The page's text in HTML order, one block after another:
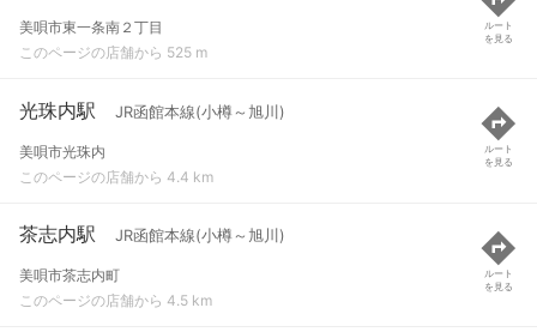
美唄市東一条南２丁目
このページの店舗から 525 m
ルート
を見る
光珠内駅 JR函館本線(小樽～旭川)
美唄市光珠内
このページの店舗から 4.4 km
ルート
を見る
茶志内駅 JR函館本線(小樽～旭川)
美唄市茶志内町
このページの店舗から 4.5 km
ルート
を見る